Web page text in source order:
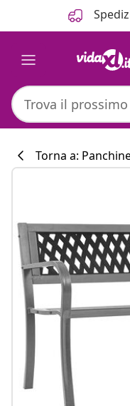
Torna a: